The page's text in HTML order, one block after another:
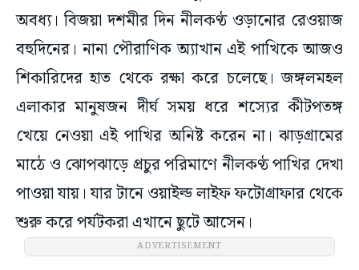
অবধ্য। বিজয়া দশমীর দিন নীলকণ্ঠ ওড়ানোর রেওয়াজ
বহুদিনের। নানা পৌরাণিক অ্যাখান এই পাখিকে আজও
শিকারিদের হাত থেকে রক্ষা করে চলেছে। জঙ্গলমহল
এলাকার মানুষজন দীর্ঘ সময় ধরে শস্যের কীটপতঙ্গ
খেয়ে নেওয়া এই পাখির অনিষ্ট করেন না। ঝাড়গ্রামের
মাঠে ও ঝোপঝাড়ে প্রচুর পরিমাণে নীলকণ্ঠ পাখির দেখা
পাওয়া যায়। যার টানে ওয়াইল্ড লাইফ ফটোগ্রাফার থেকে
শুরু করে পর্যটকরা এখানে ছুটে আসেন।
ADVERTISEMENT